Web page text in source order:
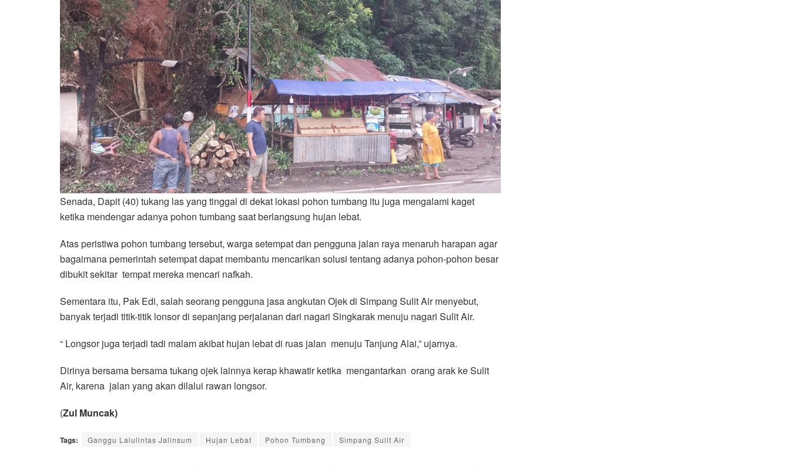
Senada, Dapit (40) tukang las yang tinggal di dekat lokasi pohon tumbang itu juga mengalami kaget
ketika mendengar adanya pohon tumbang saat berlangsung hujan lebat.
Atas peristiwa pohon tumbang tersebut, warga setempat dan pengguna jalan raya menaruh harapan agar
bagaimana pemerintah setempat dapat membantu mencarikan solusi tentang adanya pohon-pohon besar
dibukit sekitar tempat mereka mencari nafkah.
Sementara itu, Pak Edi, salah seorang pengguna jasa angkutan Ojek di Simpang Sulit Air menyebut,
banyak terjadi titik-titik lonsor di sepanjang perjalanan dari nagari Singkarak menuju nagari Sulit Air.
“ Longsor juga terjadi tadi malam akibat hujan lebat di ruas jalan menuju Tanjung Alai,” ujarnya.
Dirinya bersama bersama tukang ojek lainnya kerap khawatir ketika mengantarkan orang arak ke Sulit
Air, karena jalan yang akan dilalui rawan longsor.
(Zul Muncak)
Tags: Ganggu Lalulintas Jalinsum Hujan Lebat Pohon Tumbang Simpang Sulit Air